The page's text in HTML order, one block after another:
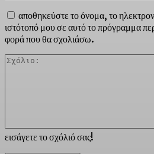
εισάγετε το σχόλιό σας!
αποθηκεύστε το όνομα, το
ιστότοπό μου σε αυτό το πρόγραμμα
φορά που θα σχολιάσω.